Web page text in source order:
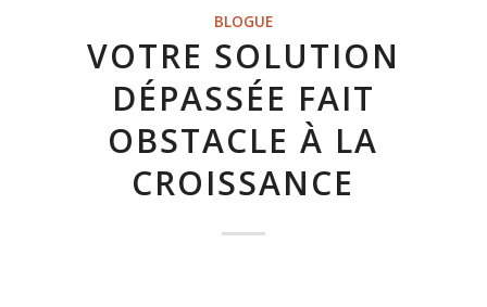
BLOGUE
VOTRE SOLUTION
DÉPASSÉE FAIT
OBSTACLE À LA
CROISSANCE